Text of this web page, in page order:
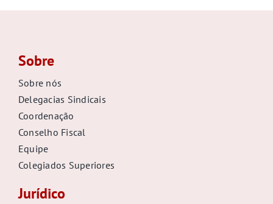
Sobre
Sobre nós
Delegacias Sindicais
Coordenação
Conselho Fiscal
Equipe
Colegiados Superiores
Jurídico